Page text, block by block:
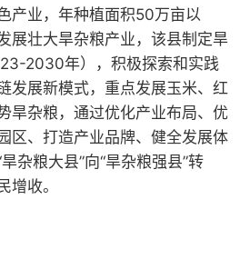
业，年种植面积50万亩以
展壮大旱杂粮产业，该县制定旱
2030年），积极探索和实践
发展新模式，重点发展玉米、红
旱杂粮，通过优化产业布局、优
区、打造产业品牌、健全发展体
杂粮大县”向“旱杂粮强县”转
增收。